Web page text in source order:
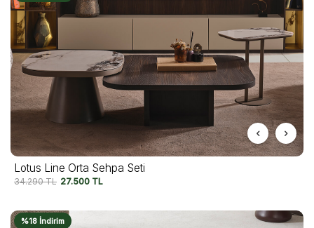
Lotus Line Orta Sehpa Seti
34.290TL 27.500 TL
%18 İndirim